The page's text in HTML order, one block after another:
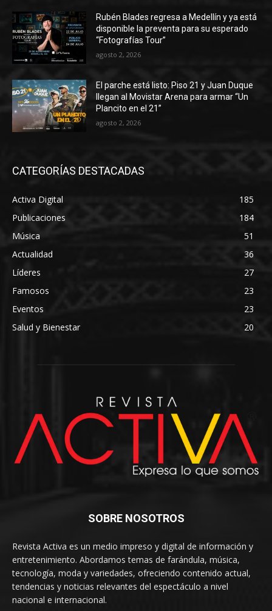
Rubén Blades regresa a Medellín y ya está
disponible la preventa para su esperado
“Fotografías Tour”
agosto 2, 2026
El parche está listo: Piso 21 y Juan Duque
llegan al Movistar Arena para armar “Un
Plancito en el 21”
agosto 2, 2026
CATEGORÍAS DESTACADAS
Activa Digital
185
Publicaciones
184
Música
51
Actualidad
36
Líderes
27
Famosos
23
Eventos
23
Salud y Bienestar
20
SOBRE NOSOTROS
Revista Activa es un medio impreso y digital de información y
entretenimiento. Abordamos temas de farándula, música,
tecnología, moda y variedades, ofreciendo contenido actual,
tendencias y noticias relevantes del espectáculo a nivel
nacional e internacional.